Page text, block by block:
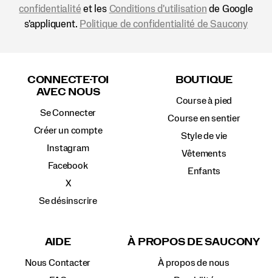
confidentialité et les Conditions d'utilisation de Google
s'appliquent. Politique de confidentialité de Saucony
CONNECTE-TOI
AVEC NOUS
Se Connecter
Créer un compte
Instagram
Facebook
X
Se désinscrire
BOUTIQUE
Course à pied
Course en sentier
Style de vie
Vêtements
Enfants
AIDE
Nous Contacter
À PROPOS DE SAUCONY
À propos de nous